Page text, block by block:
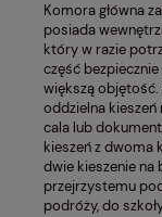
Komora główna
posiada
który w razie
część
większą objętość.
oddzielna
cala lub
kieszeń z dwoma
dwie kieszenie na
przejrzystemu
podróży, do